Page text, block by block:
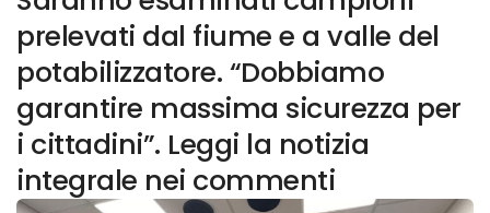
prelevati dal fiume e a valle del
potabilizzatore. “Dobbiamo
garantire massima sicurezza per
i cittadini”. Leggi la notizia
integrale nei commenti